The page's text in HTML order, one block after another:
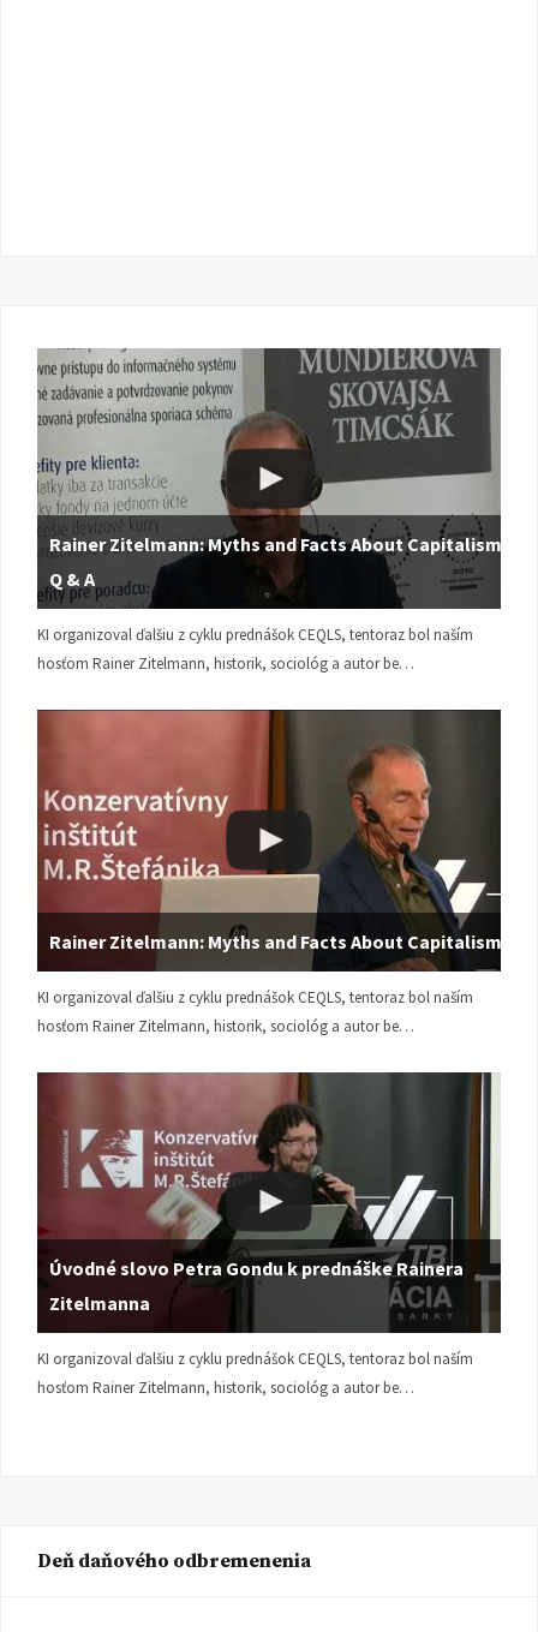
Rainer Zitelmann: Myths and Facts About Capitalism |
Q & A
KI organizoval ďalšiu z cyklu prednášok CEQLS, tentoraz bol naším
hosťom Rainer Zitelmann, historik, sociológ a autor be…
Rainer Zitelmann: Myths and Facts About Capitalism
KI organizoval ďalšiu z cyklu prednášok CEQLS, tentoraz bol naším
hosťom Rainer Zitelmann, historik, sociológ a autor be…
Úvodné slovo Petra Gondu k prednáške Rainera
Zitelmanna
KI organizoval ďalšiu z cyklu prednášok CEQLS, tentoraz bol naším
hosťom Rainer Zitelmann, historik, sociológ a autor be…
Deň daňového odbremenenia